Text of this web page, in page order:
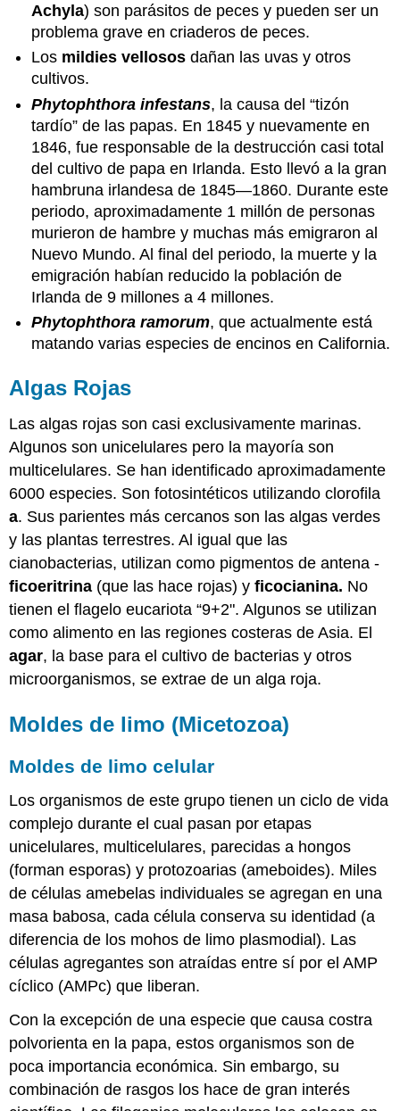
Achyla) son parásitos de peces y pueden ser un
problema grave en criaderos de peces.
Los mildies vellosos dañan las uvas y otros
cultivos.
Phytophthora infestans, la causa del “tizón
tardío” de las papas. En 1845 y nuevamente en
1846, fue responsable de la destrucción casi total
del cultivo de papa en Irlanda. Esto llevó a la gran
hambruna irlandesa de 1845—1860. Durante este
periodo, aproximadamente 1 millón de personas
murieron de hambre y muchas más emigraron al
Nuevo Mundo. Al final del periodo, la muerte y la
emigración habían reducido la población de
Irlanda de 9 millones a 4 millones.
Phytophthora ramorum, que actualmente está
matando varias especies de encinos en California.
Algas Rojas
Las algas rojas son casi exclusivamente marinas.
Algunos son unicelulares pero la mayoría son
multicelulares. Se han identificado aproximadamente
6000 especies. Son fotosintéticos utilizando clorofila
a. Sus parientes más cercanos son las algas verdes
y las plantas terrestres. Al igual que las
cianobacterias, utilizan como pigmentos de antena -
ficoeritrina (que las hace rojas) yficocianina. No
tienen el flagelo eucariota “9+2". Algunos se utilizan
como alimento en las regiones costeras de Asia. El
agar, la base para el cultivo de bacterias y otros
microorganismos, se extrae de un alga roja.
Moldes de limo (Micetozoa)
Moldes de limo celular
Los organismos de este grupo tienen un ciclo de vida
complejo durante el cual pasan por etapas
unicelulares, multicelulares, parecidas a hongos
(forman esporas) y protozoarias (ameboides). Miles
de células amebelas individuales se agregan en una
masa babosa, cada célula conserva su identidad (a
diferencia de los mohos de limo plasmodial). Las
células agregantes son atraídas entre sí por el AMP
cíclico (AMPc) que liberan.
Con la excepción de una especie que causa costra
polvorienta en la papa, estos organismos son de
poca importancia económica. Sin embargo, su
combinación de rasgos los hace de gran interés